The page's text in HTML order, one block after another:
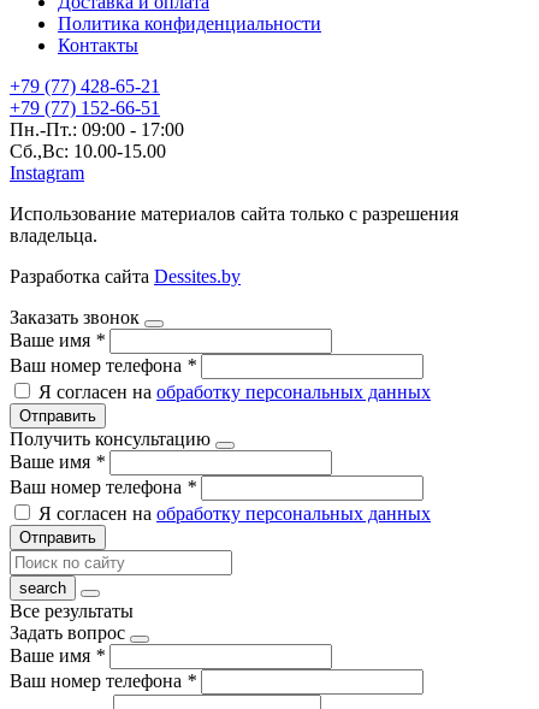
Политика конфиденциальности
Контакты
+79 (77) 428-65-21
+79 (77) 152-66-51
Пн.-Пт.: 09:00 - 17:00
Сб.,Вс: 10.00-15.00
Instagram
Использование материалов сайта только с разрешения
владельца.
Разработка сайта Dessites.by
Заказать звонок
Ваше имя *
Ваш номер телефона *
Я согласен на обработку персональных данных
Отправить
Получить консультацию
Ваше имя *
Ваш номер телефона *
Я согласен на обработку персональных данных
Отправить
Все результаты
Задать вопрос
Ваше имя *
Ваш номер телефона *